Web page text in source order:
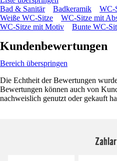
Bad & Sanitär
Badkeramik WC-
Weiße WC-Sitze
WC-Sitze mit
WC-Sitze mit Motiv
Bunte WC-
Kundenbewertungen
Bereich überspringen
Die Echtheit der Bewertungen
Bewertungen können auch von
nachweislich genutzt oder gekauft